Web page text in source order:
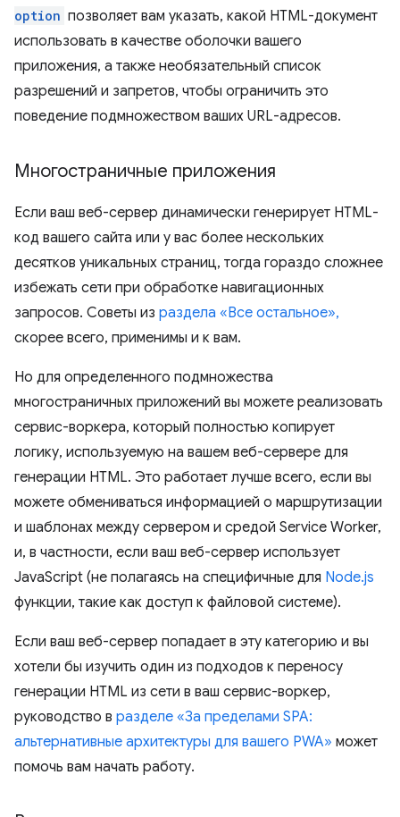
option позволяет вам указать, какой HTML-документ
использовать в качестве оболочки вашего
приложения, а также необязательный список
разрешений и запретов, чтобы ограничить это
поведение подмножеством ваших URL-адресов.
Многостраничные приложения
Если ваш веб-сервер динамически генерирует HTML-
код вашего сайта или у вас более нескольких
десятков уникальных страниц, тогда гораздо сложнее
избежать сети при обработке навигационных
запросов. Советы из раздела «Все остальное»,
скорее всего, применимы и к вам.
Но для определенного подмножества
многостраничных приложений вы можете реализовать
сервис-воркера, который полностью копирует
логику, используемую на вашем веб-сервере для
генерации HTML. Это работает лучше всего, если вы
можете обмениваться информацией о маршрутизации
и шаблонах между сервером и средой Service Worker,
и, в частности, если ваш веб-сервер использует
JavaScript (не полагаясь на специфичные для Node.js
функции, такие как доступ к файловой системе).
Если ваш веб-сервер попадает в эту категорию и вы
хотели бы изучить один из подходов к переносу
генерации HTML из сети в ваш сервис-воркер,
руководство в разделе «За пределами SPA:
альтернативные архитектуры для вашего PWA» может
помочь вам начать работу.